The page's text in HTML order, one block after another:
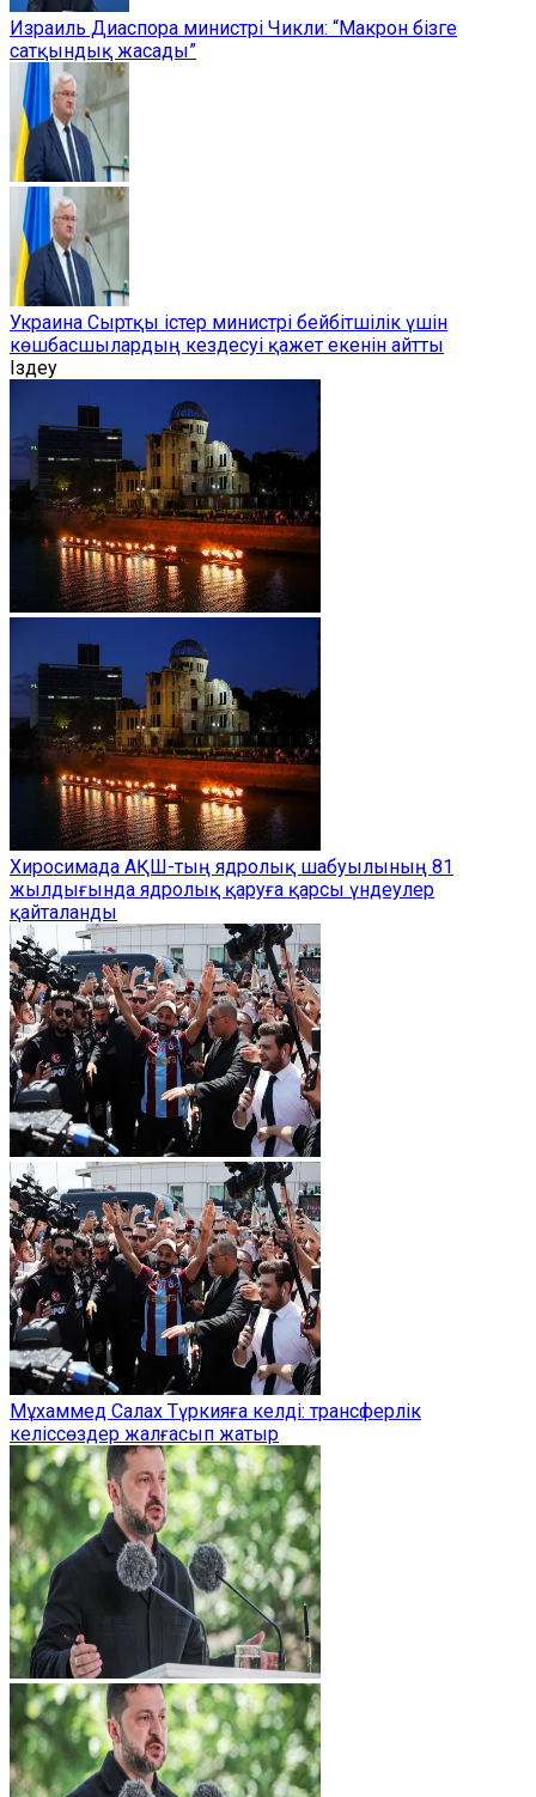
Израиль Диаспора министрі Чикли: “Макрон бізге
сатқындық жасады”
Украина Сыртқы істер министрі бейбітшілік үшін
көшбасшылардың кездесуі қажет екенін айтты
Іздеу
Хиросимада АҚШ-тың ядролық шабуылының 81
жылдығында ядролық қаруға қарсы үндеулер
қайталанды
Мұхаммед Салах Түркияға келді: трансферлік
келіссөздер жалғасып жатыр